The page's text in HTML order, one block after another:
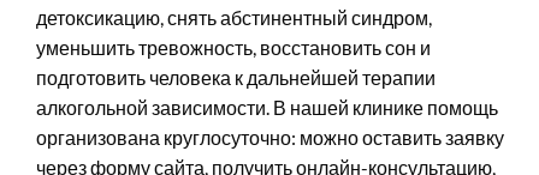
детоксикацию, снять абстинентный синдром,
уменьшить тревожность, восстановить сон и
подготовить человека к дальнейшей терапии
алкогольной зависимости. В нашей клинике помощь
организована круглосуточно: можно оставить заявку
через форму сайта, получить онлайн-консультацию,